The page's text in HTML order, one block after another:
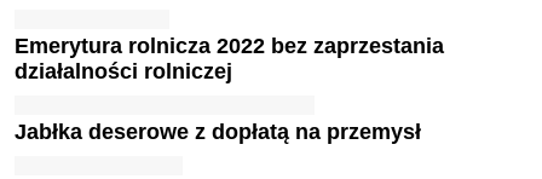
Emerytura rolnicza 2022 bez zaprzestania
działalności rolniczej
Jabłka deserowe z dopłatą na przemysł